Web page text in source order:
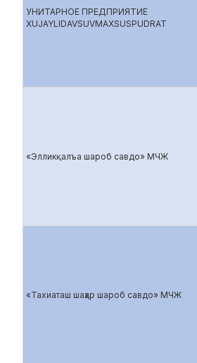
УНИТАРНОЕ ПРЕДПРИЯТИЕ
XUJAYLIDAVSUVMAXSUSPUDRAT
«Элликқалъа шароб савдо» МЧЖ
«Тахиаташ шаҳар шароб савдо» МЧЖ